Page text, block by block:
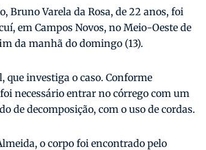
Bruno Varela da Rosa, de 22 anos, foi
em Campos Novos, no Meio-Oeste de
da manhã do domingo (13).
investiga o caso. Conforme
necessário entrar no córrego com um
de decomposição, com o uso de cordas.
o corpo foi encontrado pelo